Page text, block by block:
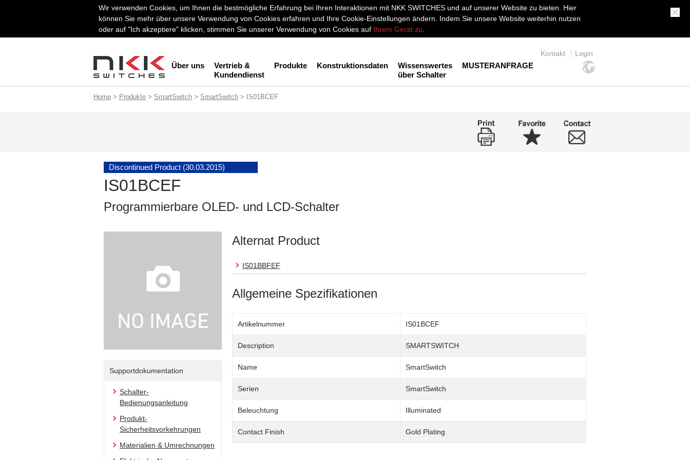
Wir verwenden Cookies, um Ihnen die bestmögliche Erfahrung bei Ihren Interaktionen mit NKK SWITCHES und auf unserer Website zu bieten. Hier
können Sie mehr über unsere Verwendung von Cookies erfahren und Ihre Cookie-Einstellungen ändern. Indem Sie unsere Website weiterhin nutzen
oder auf "Ich akzeptiere" klicken, stimmen Sie unserer Verwendung von Cookies auf Ihrem Gerät zu
Kontakt Login
Über uns
Vertrieb &
Kundendienst
Produkte Konstruktionsdaten
Wissenswertes
über Schalter
MUSTERANFRAGE
Home > Produkte > SmartSwitch > SmartSwitch > IS01BCEF
Discontinued Product (30.03.2015)
IS01BCEF
Programmierbare OLED- und LCD-Schalter
Supportdokumentation
Schalter-
Bedienungsanleitung
Produkt-
Sicherheitsvorkehrungen
Materialien & Umrechnungen
Alternat Product
IS01BBFEF
Allgemeine Spezifikationen
Artikelnummer IS01BCEF
Description SMARTSWITCH
Name SmartSwitch
Serien SmartSwitch
Beleuchtung Illuminated
Contact Finish Gold Plating